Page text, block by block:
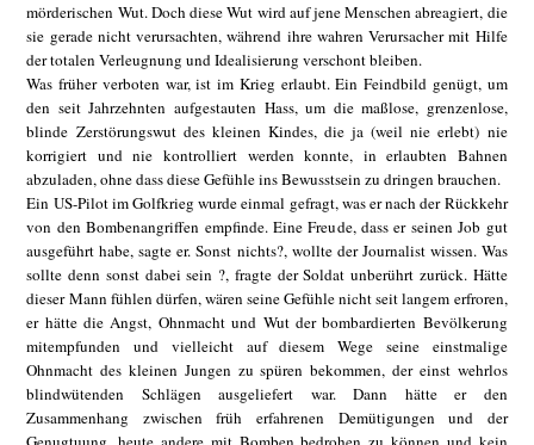
mörderischen Wut. Doch diese Wut wird auf jene Menschen abreagiert, die
sie gerade nicht verursachten, während ihre wahren Verursacher mit Hilfe
der totalen Verleugnung und Idealisierung verschont bleiben.
Was früher verboten war, ist im Krieg erlaubt. Ein Feindbild genügt, um
den seit Jahrzehnten aufgestauten Hass, um die maßlose, grenzenlose,
blinde Zerstörungswut des kleinen Kindes, die ja (weil nie erlebt) nie
korrigiert und nie kontrolliert werden konnte, in erlaubten Bahnen
abzuladen, ohne dass diese Gefühle ins Bewusstsein zu dringen brauchen.
Ein US-Pilot im Golfkrieg wurde einmal gefragt, was er nach der Rückkehr
von den Bombenangriffen empfinde. Eine Freude, dass er seinen Job gut
ausgeführt habe, sagte er. Sonst nichts?, wollte der Journalist wissen. Was
sollte denn sonst dabei sein ?, fragte der Soldat unberührt zurück. Hätte
dieser Mann fühlen dürfen, wären seine Gefühle nicht seit langem erfroren,
er hätte die Angst, Ohnmacht und Wut der bombardierten Bevölkerung
mitempfunden und vielleicht auf diesem Wege seine einstmalige
Ohnmacht des kleinen Jungen zu spüren bekommen, der einst wehrlos
blindwütenden Schlägen ausgeliefert war. Dann hätte er den
Zusammenhang zwischen früh erfahrenen Demütigungen und der